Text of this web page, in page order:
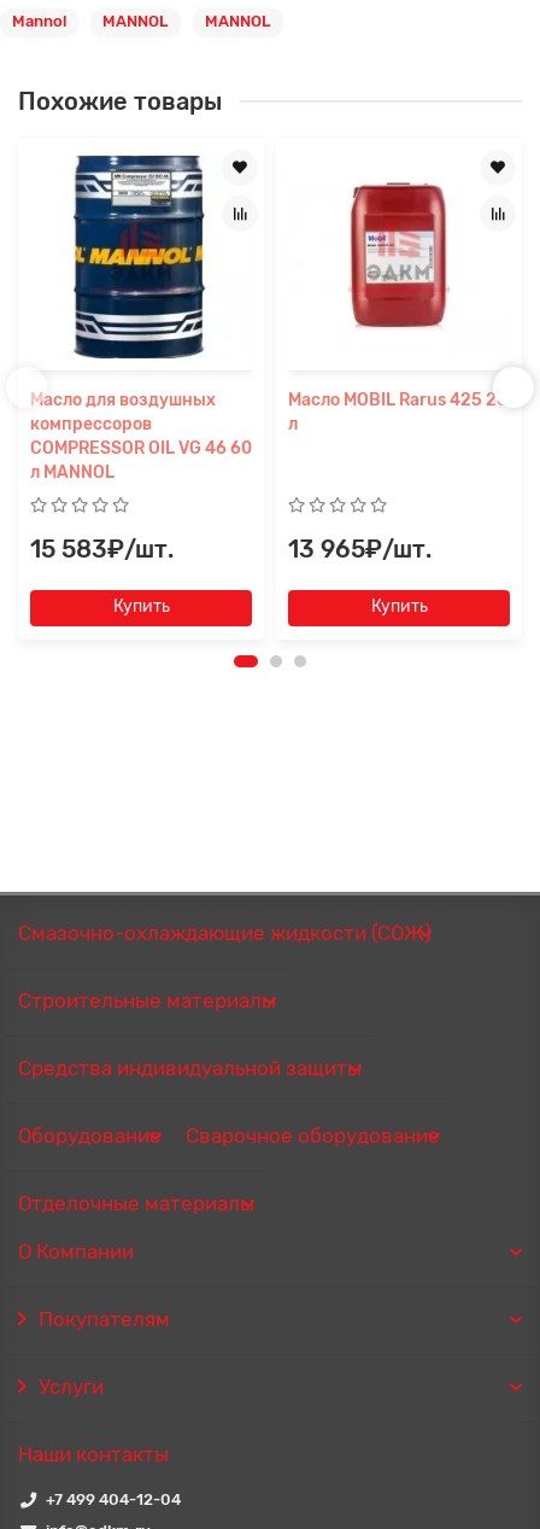
Mannol MANNOL MANNOL
Похожие товары
Масло для воздушных
компрессоров
COMPRESSOR OIL VG 46 60
л MANNOL
15 583₽/шт.
Купить
Масло MOBIL Rarus 425 20
л
13 965₽/шт.
Купить
Смазочно-охлаждающие жидкости (СОЖ)
Строительные материалы
Средства индивидуальной защиты
Оборудование Сварочное оборудование
Отделочные материалы
О Компании
Покупателям
Услуги
Наши контакты
+7 499 404-12-04